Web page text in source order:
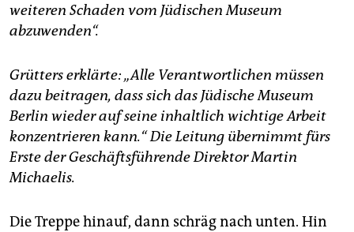
weiteren Schaden vom Jüdischen Museum
abzuwenden“.
Grütters erklärte: „Alle Verantwortlichen müssen
dazu beitragen, dass sich das Jüdische Museum
Berlin wieder auf seine inhaltlich wichtige Arbeit
konzentrieren kann.“ Die Leitung übernimmt fürs
Erste der Geschäftsführende Direktor Martin
Michaelis.
Die Treppe hinauf, dann schräg nach unten. Hin